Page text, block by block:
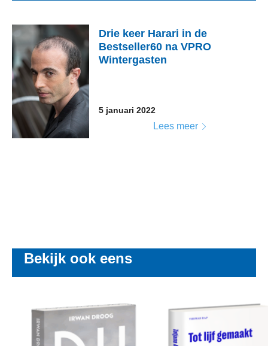
5 januari 2022
Drie keer Harari in de
Bestseller60 na VPRO
Wintergasten
Lees meer
Bekijk ook eens